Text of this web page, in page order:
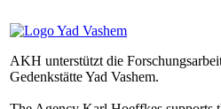
AKH unterstützt die
Gedenkstätte Yad Vashem.